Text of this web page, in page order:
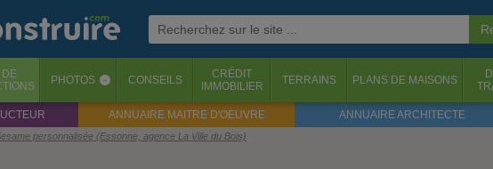
DE
PHOTOS ‹ CONSEILS
CRÉDIT
IMMOBILIER
TERRAINS PLANS DE MAISONS
ANNUAIRE MAITRE D'OEUVRE ANNUAIRE ARCHITECTE
personnalisée (Essonne, agence La Ville du Bois)